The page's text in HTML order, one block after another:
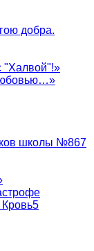
добра.
"Халвой"!»
школы №867
Кровь5